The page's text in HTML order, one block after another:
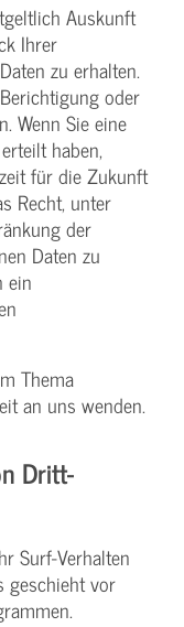
Auskunft
Ihrer
zu erhalten.
oder
Wenn Sie eine
haben,
für die Zukunft
Recht, unter
der
Daten zu
ein
Thema
an uns wenden.
Dritt­
Surf-Verhalten
geschieht vor